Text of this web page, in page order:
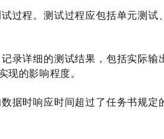
过程。测试过程应包括单元测
录详细的测试结果，包括实际
的影响程度。
据时响应时间超过了任务书规